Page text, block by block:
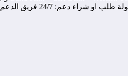
بتلبية احتياجاتكم. ويعمل بنزاهة وأمانة.